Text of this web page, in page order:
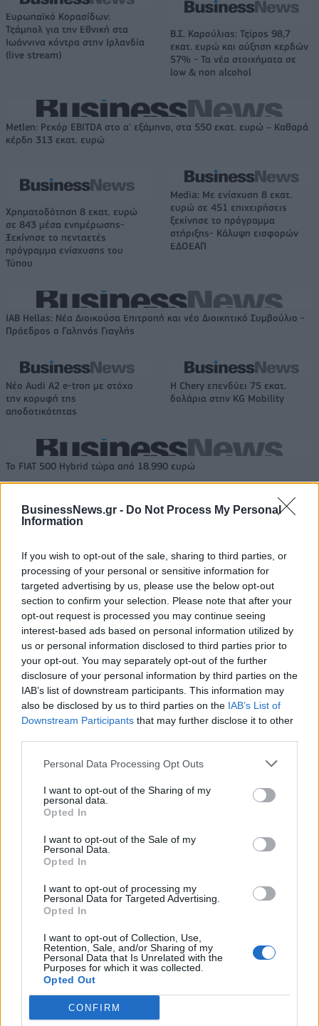
BusinessNews.gr - Do Not Process My Personal
Information
If you wish to opt-out of the sale, sharing to third parties, or
processing of your personal or sensitive information for
targeted advertising by us, please use the below opt-out
section to confirm your selection. Please note that after your
opt-out request is processed you may continue seeing
interest-based ads based on personal information utilized by
us or personal information disclosed to third parties prior to
your opt-out. You may separately opt-out of the further
disclosure of your personal information by third parties on the
IAB’s list of downstream participants. This information may
also be disclosed by us to third parties on the IAB’s List of
Downstream Participants that may further disclose it to other
Personal Data Processing Opt Outs
I want to opt-out of the Sharing of my
personal data.
Opted In
I want to opt-out of the Sale of my
Personal Data.
Opted In
I want to opt-out of processing my
Personal Data for Targeted Advertising.
Opted In
I want to opt-out of Collection, Use,
Retention, Sale, and/or Sharing of my
Personal Data that Is Unrelated with the
Purposes for which it was collected.
Opted Out
CONFIRM
Ευρωπαϊκό Κορασίδων:
Τζάμπολ για την Εθνική στα
Ιωάννινα κόντρα στην Ιρλανδία
(live stream)
Β.Σ. Καρούλιας: Τζίρος 98,7
εκατ. ευρώ και αύξηση κερδών
57% - Τα νέα στοιχήματα σε
low & non alcohol
Metlen: Ρεκόρ EBITDA στο α' εξάμηνο, στα 550 εκατ. ευρώ – Καθαρά
κέρδη 313 εκατ. ευρώ
Χρηματοδότηση 8 εκατ. ευρώ
σε 843 μέσα ενημέρωσης-
Ξεκίνησε το πενταετές
πρόγραμμα ενίσχυσης του
Τύπου
Media: Με ενίσχυση 8 εκατ.
ευρώ σε 451 επιχειρήσεις
ξεκίνησε το πρόγραμμα
στήριξης- Κάλυψη εισφορών
ΕΔΟΕΑΠ
IAB Hellas: Νέα Διοικούσα Επιτροπή και νέο Διοικητικό Συμβούλιο -
Πρόεδρος ο Γαληνός Γιαγλής
Νέο Audi A2 e-tron με στόχο
την κορυφή της
αποδοτικότητας
Η Chery επενδύει 75 εκατ.
δολάρια στην KG Mobility
Το FIAT 500 Hybrid τώρα από 18.990 ευρώ
Καγουάι Λέοναρντ: Αποκάλυψη
HELLENiQ ENERGY: Κέρδη 393 εκατ. ευρώ στο α' εξάμηνο – Στα 734
εκατ. ευρώ τα EBITDA
Viohalco: Αυξημένος κατά 14%
ο τζίρος στο α' εξάμηνο, στα 4,3
δισ. ευρώ – Στα 446 εκατ. ευρώ
τα EBITDA
ΥΠΕΘΟΟ: Νέες επενδύσεις 1
δισ. ευρώ ως το 2028 για την
Ενέργεια
VW: Η δύσκολη εξίσωση της
αναδιάρθρωσης
18η συνεχόμενη χρονιά για τον
ΟΤΕ στη διεθνή σειρά δεικτών
Alpha Bank: Για πρώτη φορά το Αρχαίο Θέατρο Επιδαύρου άνοιξε τις
ESG Report 2025: Πώς η ΑΒ Βασιλόπουλος μετατρέπει τη
βιωσιμότητα σε καθημερινή πράξη